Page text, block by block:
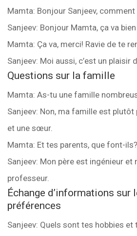
Mamta: Bonjour Sanjeev, comment
Sanjeev: Bonjour Mamta, ça va
Mamta: Ça va, merci! Ravie de te
Sanjeev: Moi aussi, c’est un plaisir
Questions sur la famille
Mamta: As-tu une famille
Sanjeev: Non, ma famille est plutôt
et une sœur.
Mamta: Et tes parents, que font-ils?
Sanjeev: Mon père est ingénieur et
professeur.
Échange d’informations sur
préférences
Sanjeev: Quels sont tes hobbies et